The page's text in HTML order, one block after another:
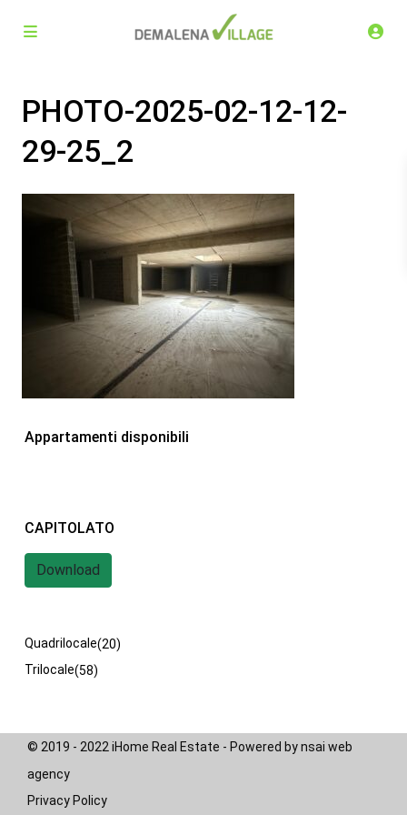
PHOTO-2025-02-12-12-
29-25_2
Appartamenti disponibili
CAPITOLATO
Download
Demalena Village, nuovo complesso residenziale in via
Marchesina 8 Trezzano sul Naviglio
iHome Real Estate
info@ihomeitalia.it
Tipologie
Quadrilocale(20)
Trilocale(58)
© 2019 - 2022 iHome Real Estate - Powered by nsai web
agency
Privacy Policy